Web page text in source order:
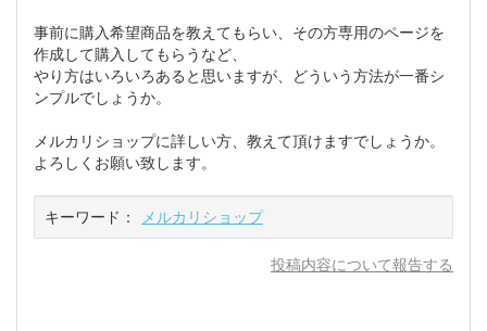
事前に購入希望商品を教えてもらい、その方専用のページを
作成して購入してもらうなど、
やり方はいろいろあると思いますが、どういう方法が一番シ
ンプルでしょうか。
メルカリショップに詳しい方、教えて頂けますでしょうか。
よろしくお願い致します。
キーワード： メルカリショップ
投稿内容について報告する